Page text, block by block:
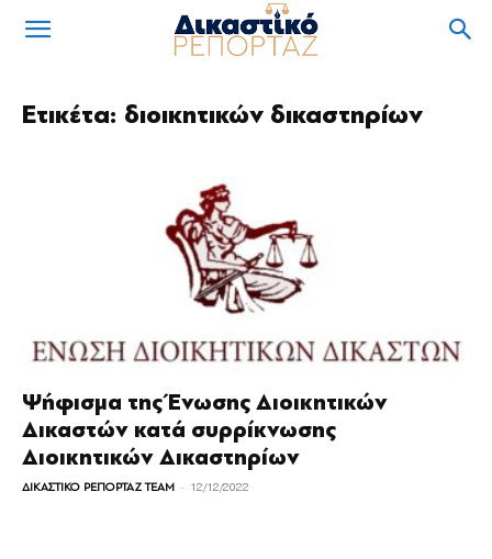
Ετικέτα: διοικητικών δικαστηρίων
Ψήφισμα της Ένωσης Διοικητικών
Δικαστών κατά συρρίκνωσης
Διοικητικών Δικαστηρίων
ΔΙΚΑΣΤΙΚΟ ΡΕΠΟΡΤΑΖ TEAM - 12/12/2022